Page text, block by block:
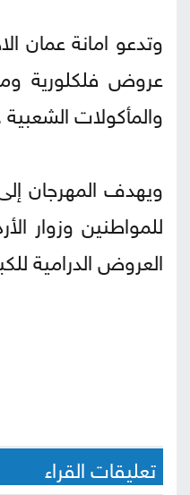
وتدعو امانة عمان
عروض فلكلورية
والمأكولات الشعبية
ويهدف المهرجان
للمواطنين وزوار
العروض الدرامية
تعليقات القراء